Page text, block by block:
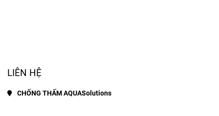
LIÊN HỆ
CHỐNG THẤM AQUASolutions